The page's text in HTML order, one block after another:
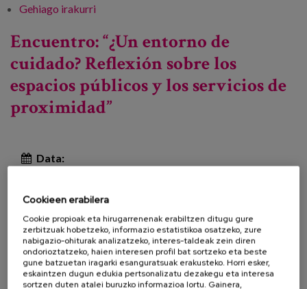
Gehiago irakurri
Encuentro: “¿Un entorno de
cuidado? Reflexión sobre los
espacios públicos y los servicios de
proximidad”
Data:
Ezagutza lerroa:
Lekua:Madrid
La atención a las personas mayores ha tenido
Cookieen erabilera
Cookie propioak eta hirugarrenenak erabiltzen ditugu gure
zerbitzuak hobetzeko, informazio estatistikoa osatzeko, zure
nabigazio-ohiturak analizatzeko, interes-taldeak zein diren
ondorioztatzeko, haien interesen profil bat sortzeko eta beste
gune batzuetan iragarki esanguratsuak erakusteko. Horri esker,
eskaintzen dugun edukia pertsonalizatu dezakegu eta interesa
sortzen duten atalei buruzko informazioa lortu. Gainera,